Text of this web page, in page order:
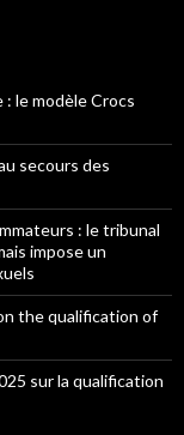
le modèle Crocs
secours des
: le tribunal
impose un
the qualification of
sur la qualification